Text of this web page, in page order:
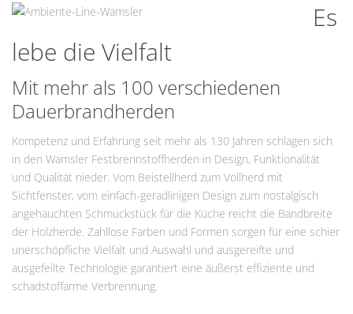
Es
lebe die Vielfalt
Mit mehr als 100 verschiedenen
Dauerbrandherden
Kompetenz und Erfahrung seit mehr als 130 Jahren schlagen sich
in den Wamsler Festbrennstoffherden in Design, Funktionalität
und Qualität nieder. Vom Beistellherd zum Vollherd mit
Sichtfenster, vom einfach-geradlinigen Design zum nostalgisch
angehauchten Schmuckstück für die Küche reicht die Bandbreite
der Holzherde. Zahllose Farben und Formen sorgen für eine schier
unerschöpfliche Vielfalt und Auswahl und ausgereifte und
ausgefeilte Technologie garantiert eine äußerst effiziente und
schadstoffarme Verbrennung.